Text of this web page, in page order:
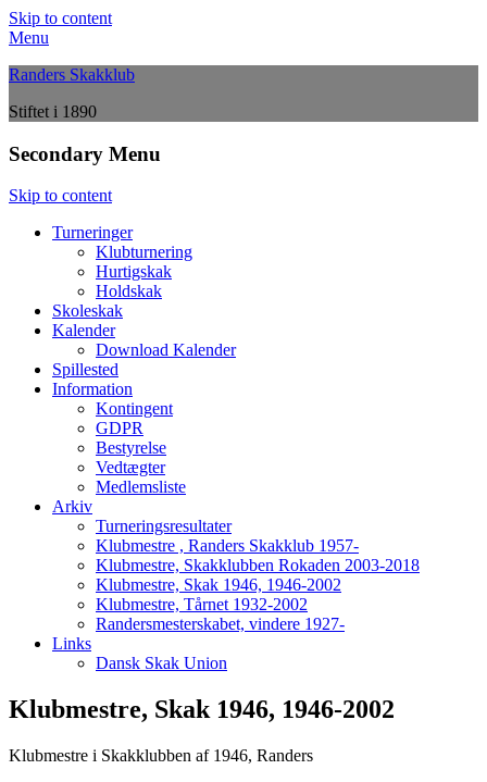
Skip to content
Menu
Randers Skakklub
Stiftet i 1890
Secondary Menu
Skip to content
Turneringer
Klubturnering
Hurtigskak
Holdskak
Skoleskak
Kalender
Download Kalender
Spillested
Information
Kontingent
GDPR
Bestyrelse
Vedtægter
Medlemsliste
Arkiv
Turneringsresultater
Klubmestre , Randers Skakklub 1957-
Klubmestre, Skakklubben Rokaden 2003-2018
Klubmestre, Skak 1946, 1946-2002
Klubmestre, Tårnet 1932-2002
Randersmesterskabet, vindere 1927-
Links
Dansk Skak Union
Klubmestre, Skak 1946, 1946-2002
Klubmestre i Skakklubben af 1946, Randers